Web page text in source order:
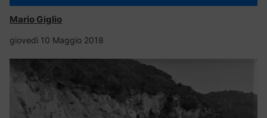
Mario Giglio
giovedì 10 Maggio 2018